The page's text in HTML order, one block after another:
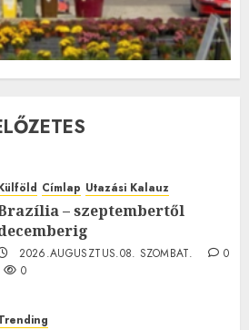
Címlap Utazási Kalauz
– szeptembertől
2026.AUGUSZTUS.08. SZOMBAT.
0
0